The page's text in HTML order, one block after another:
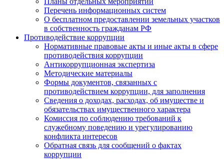
Перечень информационных систем
О бесплатном предоставлении земельных участков
в собственность гражданам РФ
Противодействие коррупции
Нормативные правовые акты и иные акты в сфере
противодействия коррупции
Антикоррупционная экспертиза
Методические материалы
Формы документов, связанных с
противодействием коррупции, для заполнения
Сведения о доходах, расходах, об имуществе и
обязательствах имущественного характера
Комиссия по соблюдению требований к
служебному поведению и урегулированию
конфликта интересов
Обратная связь для сообщений о фактах
коррупции